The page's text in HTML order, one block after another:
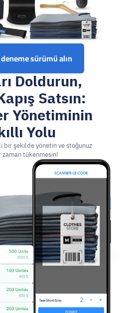
sürümü alın
Doldurun,
Satsın:
Yönetiminin
Yolu
bir şekilde yönetin ve stoğunuz
zaman tükenmesin!